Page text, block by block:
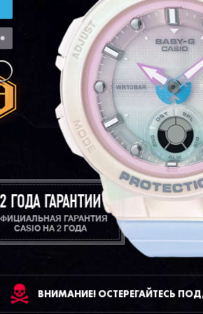
2 ГОДА ГАРАНТИИ
ГАРАНТИЯ
CASIO НА 2 ГОДА
ВНИМАНИЕ! ОСТЕРЕГАЙТЕСЬ